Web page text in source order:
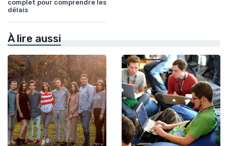
complet pour comprendre les
délais
À lire aussi